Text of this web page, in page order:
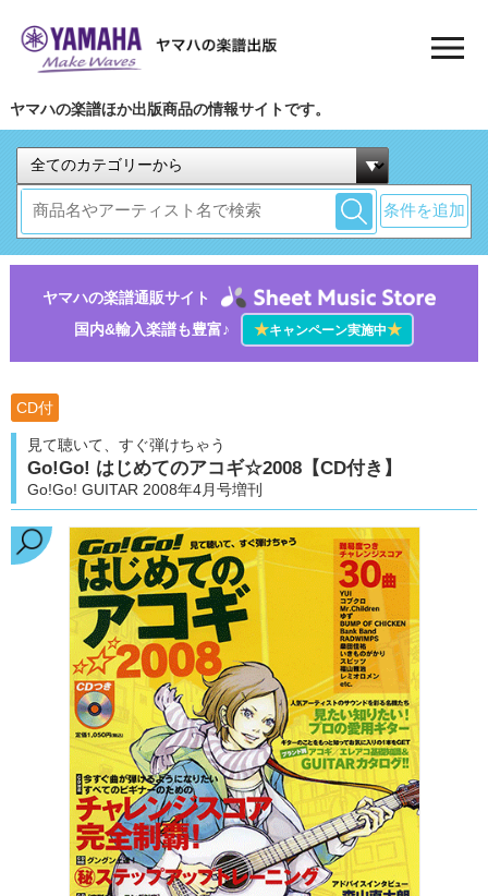
ヤマハの楽譜ほか出版商品の情報サイトです。
条件を追加
ヤマハの楽譜通販サイト
国内&輸入楽譜も豊富♪
★キャンペーン実施中★
CD付
見て聴いて、すぐ弾けちゃう
Go!Go! はじめてのアコギ☆2008【CD付き】
Go!Go! GUITAR 2008年4月号増刊